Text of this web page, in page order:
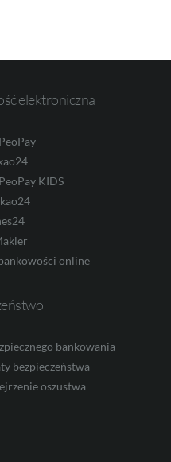
elektroniczna
KIDS
online
bankowania
bezpieczeństwa
oszustwa